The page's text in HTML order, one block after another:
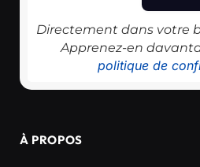
Directement dans votre
Apprenez-en
politique de
À PROPOS